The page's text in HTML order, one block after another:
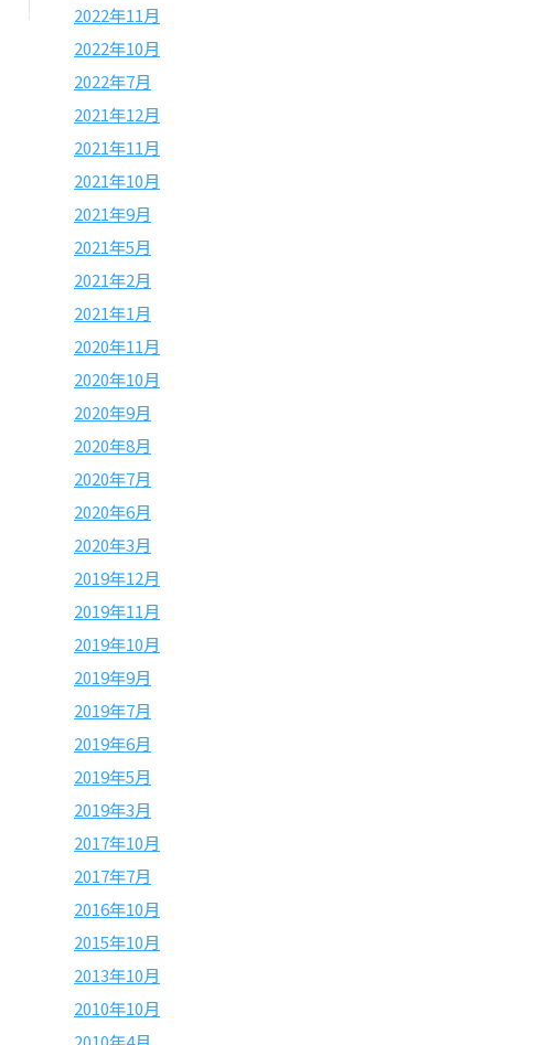
2022年11月
2022年10月
2022年7月
2021年12月
2021年11月
2021年10月
2021年9月
2021年5月
2021年2月
2021年1月
2020年11月
2020年10月
2020年9月
2020年8月
2020年7月
2020年6月
2020年3月
2019年12月
2019年11月
2019年10月
2019年9月
2019年7月
2019年6月
2019年5月
2019年3月
2017年10月
2017年7月
2016年10月
2015年10月
2013年10月
2010年10月